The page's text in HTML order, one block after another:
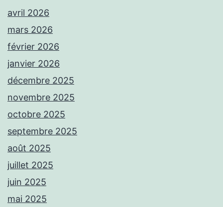
avril 2026
mars 2026
février 2026
janvier 2026
décembre 2025
novembre 2025
octobre 2025
septembre 2025
août 2025
juillet 2025
juin 2025
mai 2025